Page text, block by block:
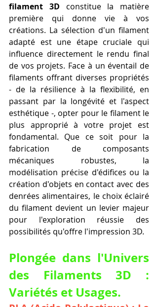
filament 3D constitue la matière
première qui donne vie à vos
créations. La sélection d'un filament
adapté est une étape cruciale qui
influence directement le rendu final
de vos projets. Face à un éventail de
filaments offrant diverses propriétés
- de la résilience à la flexibilité, en
passant par la longévité et l'aspect
esthétique -, opter pour le filament le
plus approprié à votre projet est
fondamental. Que ce soit pour la
fabrication de composants
mécaniques robustes, la
modélisation précise d'édifices ou la
création d'objets en contact avec des
denrées alimentaires, le choix éclairé
du filament devient un levier majeur
pour l'exploration réussie des
possibilités qu'offre l'impression 3D.
Plongée dans l'Univers
des Filaments 3D :
Variétés et Usages.